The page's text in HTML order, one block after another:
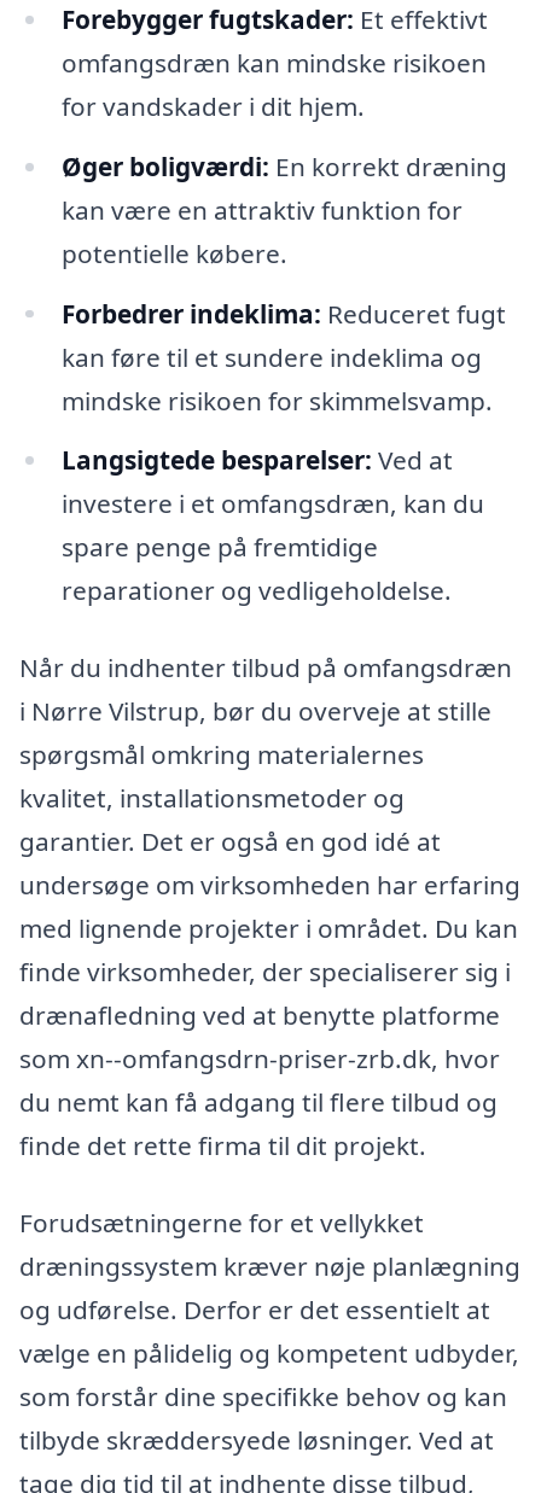
Forebygger fugtskader: Et effektivt
omfangsdræn kan mindske risikoen
for vandskader i dit hjem.
Øger boligværdi: En korrekt dræning
kan være en attraktiv funktion for
potentielle købere.
Forbedrer indeklima: Reduceret fugt
kan føre til et sundere indeklima og
mindske risikoen for skimmelsvamp.
Langsigtede besparelser: Ved at
investere i et omfangsdræn, kan du
spare penge på fremtidige
reparationer og vedligeholdelse.
Når du indhenter tilbud på omfangsdræn
i Nørre Vilstrup, bør du overveje at stille
spørgsmål omkring materialernes
kvalitet, installationsmetoder og
garantier. Det er også en god idé at
undersøge om virksomheden har erfaring
med lignende projekter i området. Du kan
finde virksomheder, der specialiserer sig i
drænafledning ved at benytte platforme
som xn--omfangsdrn-priser-zrb.dk, hvor
du nemt kan få adgang til flere tilbud og
finde det rette firma til dit projekt.
Forudsætningerne for et vellykket
dræningssystem kræver nøje planlægning
og udførelse. Derfor er det essentielt at
vælge en pålidelig og kompetent udbyder,
som forstår dine specifikke behov og kan
tilbyde skræddersyede løsninger. Ved at
tage dig tid til at indhente disse tilbud,